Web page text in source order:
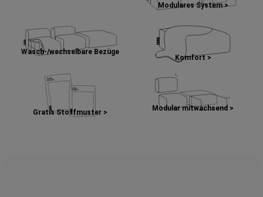
Modulares System >
Wasch-/wechselbare Bezüge
Komfort >
Gratis Stoffmuster >
Modular mitwachsend >